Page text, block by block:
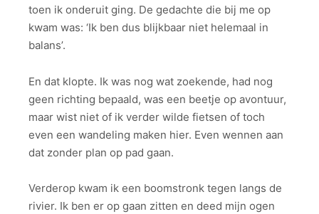
toen ik onderuit ging. De gedachte die bij me op
kwam was: ‘Ik ben dus blijkbaar niet helemaal in
balans’.
En dat klopte. Ik was nog wat zoekende, had nog
geen richting bepaald, was een beetje op avontuur,
maar wist niet of ik verder wilde fietsen of toch
even een wandeling maken hier. Even wennen aan
dat zonder plan op pad gaan.
Verderop kwam ik een boomstronk tegen langs de
rivier. Ik ben er op gaan zitten en deed mijn ogen